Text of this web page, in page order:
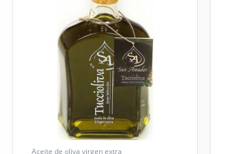
Aceite de oliva virgen extra